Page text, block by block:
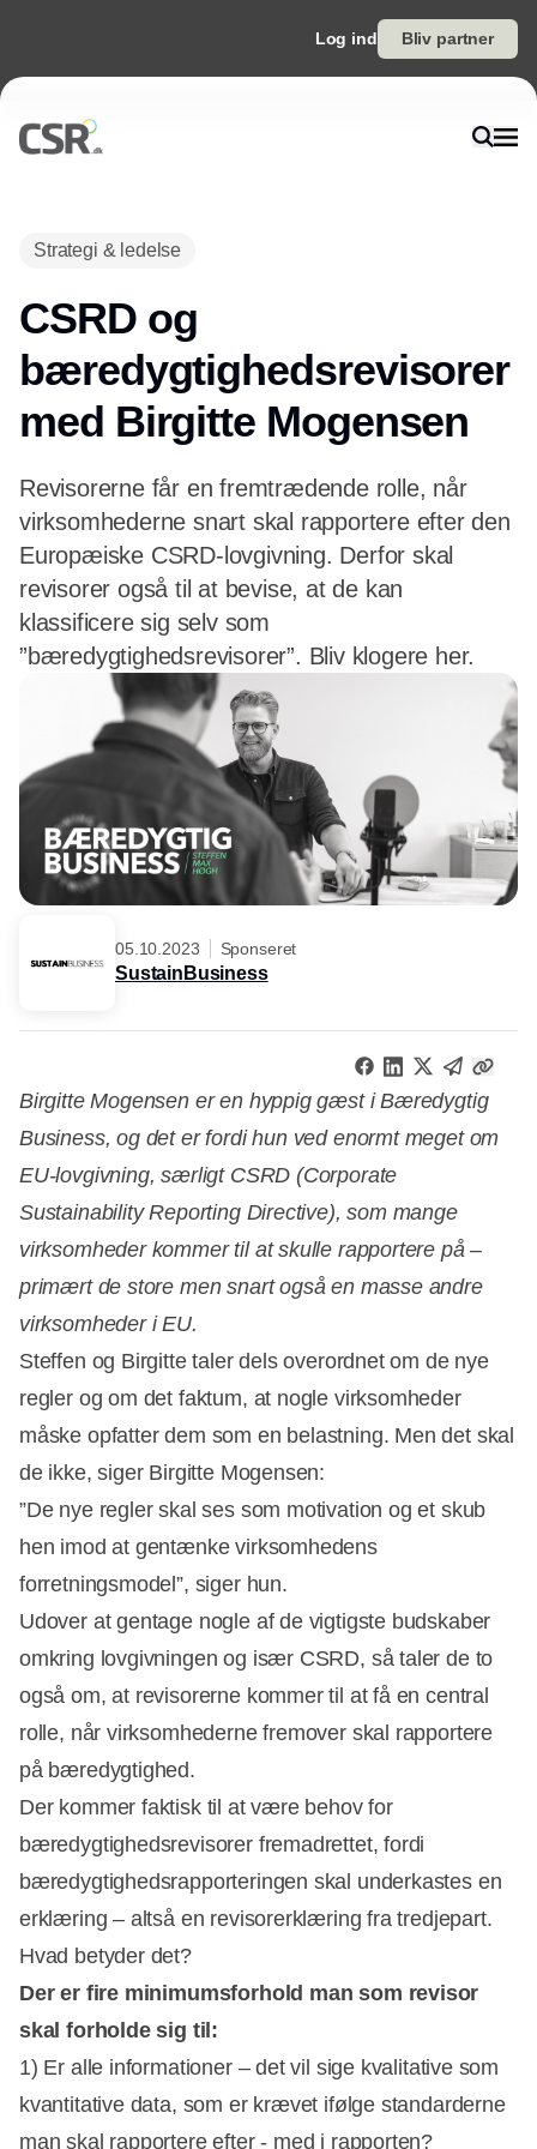
Log ind Bliv partner
Strategi & ledelse
CSRD og
bæredygtighedsrevisorer
med Birgitte Mogensen
Revisorerne får en fremtrædende rolle, når
virksomhederne snart skal rapportere efter den
Europæiske CSRD-lovgivning. Derfor skal
revisorer også til at bevise, at de kan
klassificere sig selv som
”bæredygtighedsrevisorer”. Bliv klogere her.
05.10.2023 Sponseret
SustainBusiness
Birgitte Mogensen er en hyppig gæst i Bæredygtig
Business, og det er fordi hun ved enormt meget om
EU-lovgivning, særligt CSRD (Corporate
Sustainability Reporting Directive), som mange
virksomheder kommer til at skulle rapportere på –
primært de store men snart også en masse andre
virksomheder i EU.
Steffen og Birgitte taler dels overordnet om de nye
regler og om det faktum, at nogle virksomheder
måske opfatter dem som en belastning. Men det skal
de ikke, siger Birgitte Mogensen:
”De nye regler skal ses som motivation og et skub
hen imod at gentænke virksomhedens
forretningsmodel”, siger hun.
Udover at gentage nogle af de vigtigste budskaber
omkring lovgivningen og især CSRD, så taler de to
også om, at revisorerne kommer til at få en central
rolle, når virksomhederne fremover skal rapportere
på bæredygtighed.
Der kommer faktisk til at være behov for
bæredygtighedsrevisorer fremadrettet, fordi
bæredygtighedsrapporteringen skal underkastes en
erklæring – altså en revisorerklæring fra tredjepart.
Hvad betyder det?
Der er fire minimumsforhold man som revisor
skal forholde sig til:
1) Er alle informationer – det vil sige kvalitative som
kvantitative data, som er krævet ifølge standarderne
man skal rapportere efter - med i rapporten?